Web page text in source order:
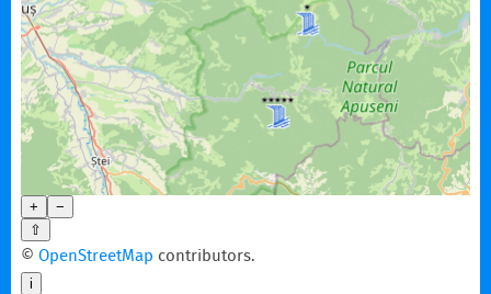
+
−
⇧
© OpenStreetMap contributors.
i